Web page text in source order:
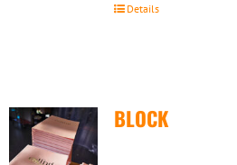
Details
BLOCK